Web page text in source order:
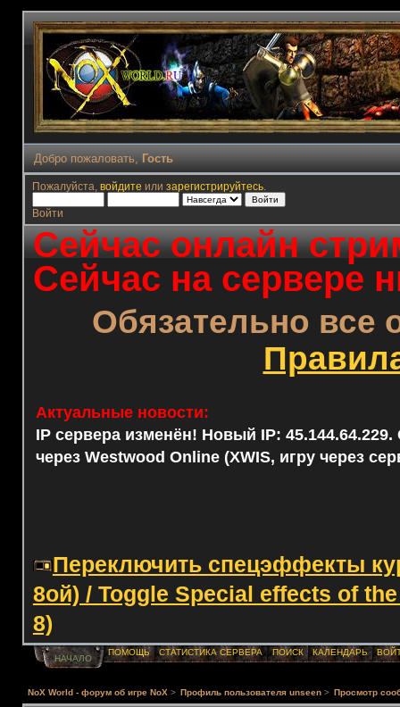
Добро пожаловать, Гость
Пожалуйста, войдите или зарегистрируйтесь.
Войти
Сейчас онлайн
Сейчас на сервере
Обязательно все
Актуальные новости:
IP сервера изменён! Новый IP: 45.144.64.229.
через Westwood Online (XWIS, игру через
Переключить спецэффекты
8ой) / Toggle Special effects of
8)
НАЧАЛО
ПОМОЩЬ СТАТИСТИКА СЕРВЕРА ПОИСК КАЛЕНДАРЬ
NoX World - форум об игре NoX > Профиль пользователя unseen > Просмотр